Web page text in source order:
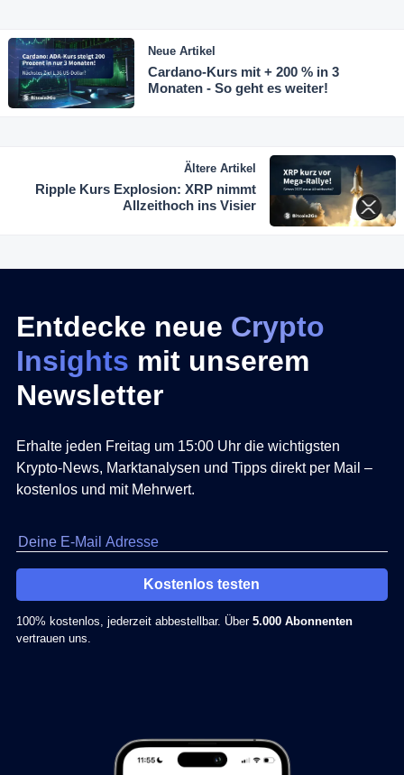
Neue Artikel
Cardano-Kurs mit + 200 % in 3
Monaten - So geht es weiter!
Ältere Artikel
Ripple Kurs Explosion: XRP nimmt
Allzeithoch ins Visier
Entdecke neue Crypto
Insights mit unserem
Newsletter
Erhalte jeden Freitag um 15:00 Uhr die wichtigsten
Krypto-News, Marktanalysen und Tipps direkt per Mail –
kostenlos und mit Mehrwert.
Kostenlos testen
100% kostenlos, jederzeit abbestellbar. Über 5.000 Abonnenten
vertrauen uns.